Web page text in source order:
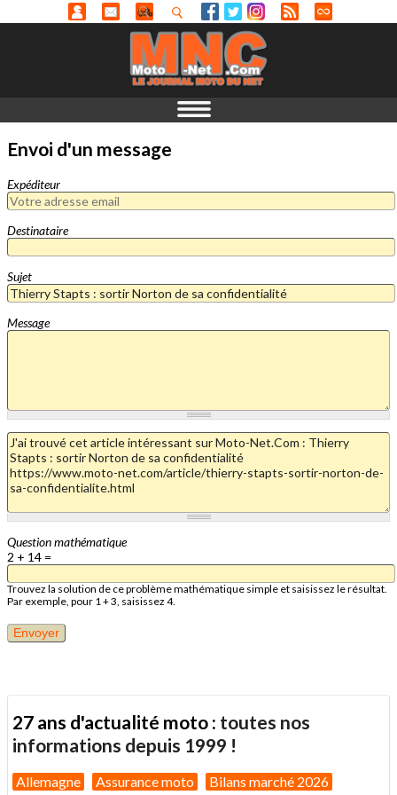
Envoi d'un message
Expéditeur
Destinataire
Sujet
Message
Question mathématique
2 + 14 =
Trouvez la solution de ce problème mathématique simple et saisissez le résultat.
Par exemple, pour 1 + 3, saisissez 4.
27 ans d'actualité moto : toutes nos
informations depuis 1999 !
Allemagne Assurance moto Bilans marché 2026